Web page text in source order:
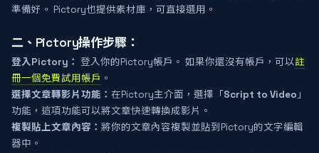
準備好。 Pictory也提供素材庫，可直接選用。
二、Pictory操作步驟：
登入Pictory： 登入你的Pictory帳戶。 如果你還沒有帳戶，可以註
冊一個免費試用帳戶 。
選擇文章轉影片功能： 在Pictory主介面，選擇「Script to Video 」
功能，這項功能可以將文章快速轉換成影片。
複製貼上文章內容： 將你的文章內容複製並貼到Pictory的文字編輯
器中。